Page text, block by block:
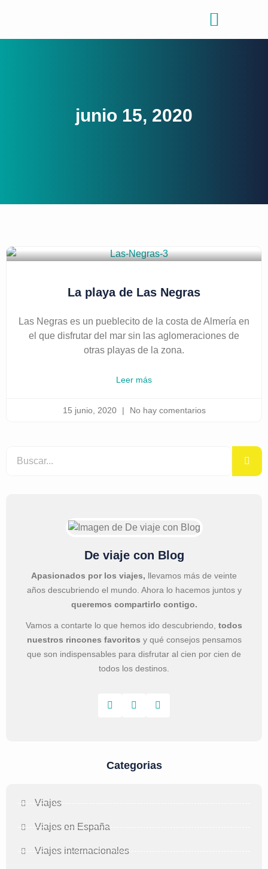
junio 15, 2020
La playa de Las Negras
Las Negras es un pueblecito de la costa de Almería en
el que disfrutar del mar sin las aglomeraciones de
otras playas de la zona.
Leer más
15 junio, 2020 No hay comentarios
De viaje con Blog
Apasionados por los viajes, llevamos más de veinte
años descubriendo el mundo. Ahora lo hacemos juntos y
queremos compartirlo contigo.
Vamos a contarte lo que hemos ido descubriendo, todos
nuestros rincones favoritos y qué consejos pensamos
que son indispensables para disfrutar al cien por cien de
todos los destinos.
Categorias
Viajes
Viajes en España
Viajes internacionales